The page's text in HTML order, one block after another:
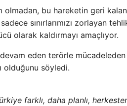
bu hareketin geri
sınırlarımızı zorlayan
olarak kaldırmayı amaçlıyor.
eden terörle
olduğunu söyledi.
farklı, daha planlı,